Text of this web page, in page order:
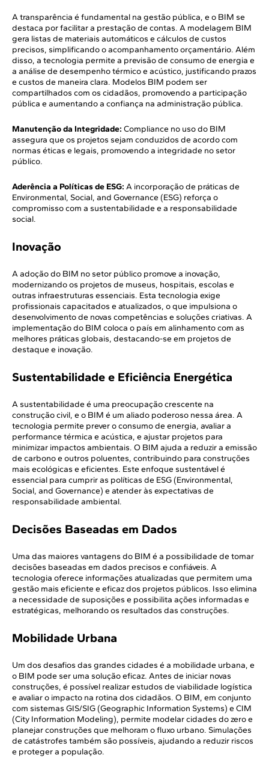
A transparência é fundamental na gestão pública, e o BIM se
destaca por facilitar a prestação de contas. A modelagem BIM
gera listas de materiais automáticos e cálculos de custos
precisos, simplificando o acompanhamento orçamentário. Além
disso, a tecnologia permite a previsão de consumo de energia e
a análise de desempenho térmico e acústico, justificando prazos
e custos de maneira clara. Modelos BIM podem ser
compartilhados com os cidadãos, promovendo a participação
pública e aumentando a confiança na administração pública.
Manutenção da Integridade: Compliance no uso do BIM
assegura que os projetos sejam conduzidos de acordo com
normas éticas e legais, promovendo a integridade no setor
público.
Aderência a Políticas de ESG: A incorporação de práticas de
Environmental, Social, and Governance (ESG) reforça o
compromisso com a sustentabilidade e a responsabilidade
social.
Inovação
A adoção do BIM no setor público promove a inovação,
modernizando os projetos de museus, hospitais, escolas e
outras infraestruturas essenciais. Esta tecnologia exige
profissionais capacitados e atualizados, o que impulsiona o
desenvolvimento de novas competências e soluções criativas. A
implementação do BIM coloca o país em alinhamento com as
melhores práticas globais, destacando-se em projetos de
destaque e inovação.
Sustentabilidade e Eficiência Energética
A sustentabilidade é uma preocupação crescente na
construção civil, e o BIM é um aliado poderoso nessa área. A
tecnologia permite prever o consumo de energia, avaliar a
performance térmica e acústica, e ajustar projetos para
minimizar impactos ambientais. O BIM ajuda a reduzir a emissão
de carbono e outros poluentes, contribuindo para construções
mais ecológicas e eficientes. Este enfoque sustentável é
essencial para cumprir as políticas de ESG (Environmental,
Social, and Governance) e atender às expectativas de
responsabilidade ambiental.
Decisões Baseadas em Dados
Uma das maiores vantagens do BIM é a possibilidade de tomar
decisões baseadas em dados precisos e confiáveis. A
tecnologia oferece informações atualizadas que permitem uma
gestão mais eficiente e eficaz dos projetos públicos. Isso elimina
a necessidade de suposições e possibilita ações informadas e
estratégicas, melhorando os resultados das construções.
Mobilidade Urbana
Um dos desafios das grandes cidades é a mobilidade urbana, e
o BIM pode ser uma solução eficaz. Antes de iniciar novas
construções, é possível realizar estudos de viabilidade logística
e avaliar o impacto na rotina dos cidadãos. O BIM, em conjunto
com sistemas GIS/SIG (Geographic Information Systems) e CIM
(City Information Modeling), permite modelar cidades do zero e
planejar construções que melhoram o fluxo urbano. Simulações
de catástrofes também são possíveis, ajudando a reduzir riscos
e proteger a população.